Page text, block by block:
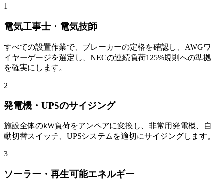
1
電気工事士・電気技師
すべての設置作業で、ブレーカーの定格を確認し、AWGワ
イヤーゲージを選定し、NECの連続負荷125%規則への準拠
を確実にします。
2
発電機・UPSのサイジング
施設全体のkW負荷をアンペアに変換し、非常用発電機、自
動切替スイッチ、UPSシステムを適切にサイジングします。
3
ソーラー・再生可能エネルギー